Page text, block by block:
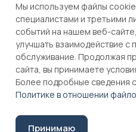
разработка
и продвижение сайта
© 2026 ООО "МКС" ИНН
Мы используем файлы
специалистами и третьими
событий на нашем веб-
улучшать взаимодействие с
обслуживание. Продолжая
сайта, вы принимаете
Более подробные сведения
Политике в отношении
Принимаю